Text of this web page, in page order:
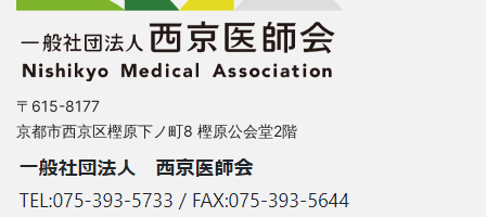
〒615-8177
京都市西京区樫原下ノ町8 樫原公会堂2階